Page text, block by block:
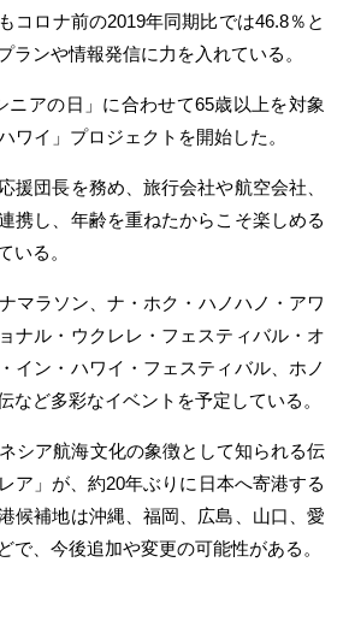
コロナ前の2019年同期比では46.8％と
ランや情報発信に力を入れている。
ニアの日」に合わせて65歳以上を対象
ワイ」プロジェクトを開始した。
援団長を務め、旅行会社や航空会社、
携し、年齢を重ねたからこそ楽しめる
いる。
マラソン、ナ・ホク・ハノハノ・アワ
ナル・ウクレレ・フェスティバル・オ
イン・ハワイ・フェスティバル、ホノ
など多彩なイベントを予定している。
シア航海文化の象徴として知られる伝
ア」が、約20年ぶりに日本へ寄港する
候補地は沖縄、福岡、広島、山口、愛
で、今後追加や変更の可能性がある。